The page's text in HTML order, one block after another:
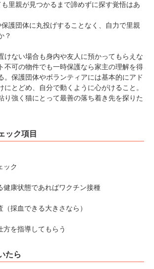
里親が見つかるまで諦めずに探す覚悟はあ
護団体に丸投げすることなく、自力で里親
？
けない場合も身内や友人に預かってもらえな
不可の物件でも一時保護なら家主の理解を得
。保護団体やボランティアには基本的にアド
にとどめ、自分で動くように心がけること。
り強く猫にとって最善の落ち着き先を探りた
ック項目
ック
健康状態であればワクチン接種
採血できる大きさなら）
方を指導してもらう
たら